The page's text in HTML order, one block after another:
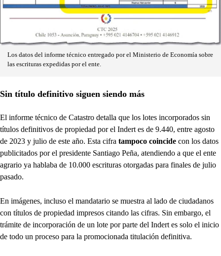
Los datos del informe técnico entregado por el Ministerio de Economía sobre
las escrituras expedidas por el ente.
Sin título definitivo siguen siendo más
El informe técnico de Catastro detalla que los lotes incorporados sin
títulos definitivos de propiedad por el Indert es de 9.440, entre agosto
de 2023 y julio de este año. Esta cifra tampoco coincide con los datos
publicitados por el presidente Santiago Peña, atendiendo a que el ente
agrario ya hablaba de 10.000 escrituras otorgadas para finales de julio
pasado.
En imágenes, incluso el mandatario se muestra al lado de ciudadanos
con títulos de propiedad impresos citando las cifras. Sin embargo, el
trámite de incorporación de un lote por parte del Indert es solo el inicio
de todo un proceso para la promocionada titulación definitiva.